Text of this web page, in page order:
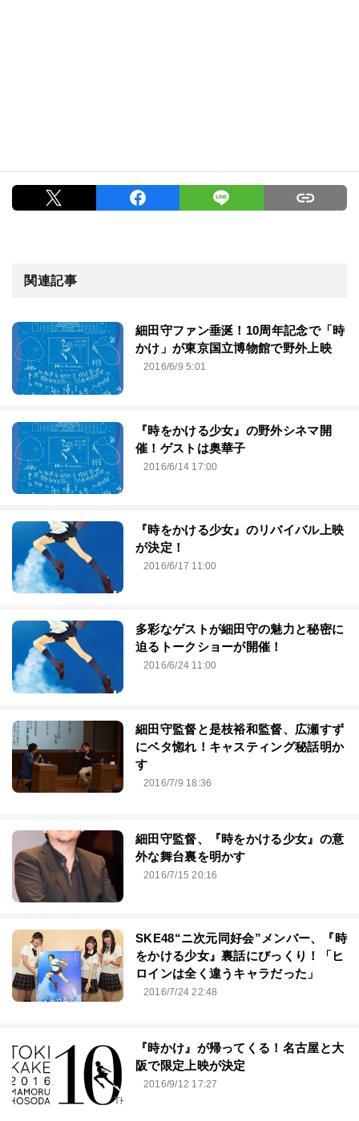
関連記事
細田守ファン垂涎！10周年記念で「時
かけ」が東京国立博物館で野外上映
2016/6/9 5:01
『時をかける少女』の野外シネマ開
催！ゲストは奥華子
2016/6/14 17:00
『時をかける少女』のリバイバル上映
が決定！
2016/6/17 11:00
多彩なゲストが細田守の魅力と秘密に
迫るトークショーが開催！
2016/6/24 11:00
細田守監督と是枝裕和監督、広瀬すず
にベタ惚れ！キャスティング秘話明か
す
2016/7/9 18:36
細田守監督、『時をかける少女』の意
外な舞台裏を明かす
2016/7/15 20:16
SKE48“ニ次元同好会”メンバー、『時
をかける少女』裏話にびっくり！「ヒ
ロインは全く違うキャラだった」
2016/7/24 22:48
『時かけ』が帰ってくる！名古屋と大
阪で限定上映が決定
2016/9/12 17:27